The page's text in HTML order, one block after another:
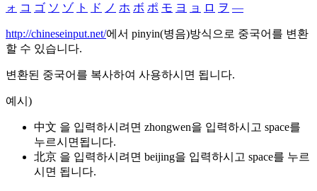
ォ コ ゴ ソ ゾ ト ド ノ ホ ボ ポ モ ヨ ョ ロ ヲ ―
http://chineseinput.net/에서 pinyin(병음)방식으로 중국어를 변환
할 수 있습니다.
변환된 중국어를 복사하여 사용하시면 됩니다.
예시)
中文 을 입력하시려면 zhongwen을 입력하시고 space를
누르시면됩니다.
北京 을 입력하시려면 beijing을 입력하시고 space를 누르
시면 됩니다.